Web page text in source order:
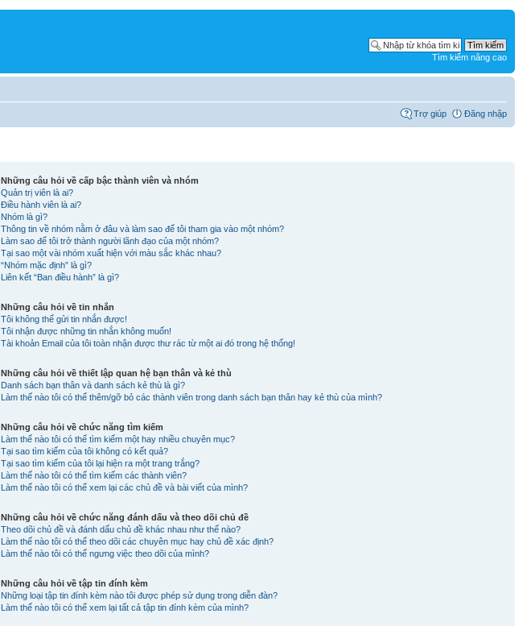
Tìm kiếm nâng cao
Trợ giúp Đăng nhập
Những câu hỏi về cấp bậc thành viên và nhóm
Quản trị viên là ai?
Điều hành viên là ai?
Nhóm là gì?
Thông tin về nhóm nằm ở đâu và làm sao để tôi tham gia vào một nhóm?
Làm sao để tôi trở thành người lãnh đạo của một nhóm?
Tại sao một vài nhóm xuất hiện với màu sắc khác nhau?
“Nhóm mặc định” là gì?
Liên kết “Ban điều hành” là gì?
Những câu hỏi về tin nhắn
Tôi không thể gửi tin nhắn được!
Tôi nhận được những tin nhắn không muốn!
Tài khoản Email của tôi toàn nhận được thư rác từ một ai đó trong hệ thống!
Những câu hỏi về thiết lập quan hệ bạn thân và kẻ thù
Danh sách bạn thân và danh sách kẻ thù là gì?
Làm thế nào tôi có thể thêm/gỡ bỏ các thành viên trong danh sách bạn thân hay kẻ thù của mình?
Những câu hỏi về chức năng tìm kiếm
Làm thế nào tôi có thể tìm kiếm một hay nhiều chuyên mục?
Tại sao tìm kiếm của tôi không có kết quả?
Tại sao tìm kiếm của tôi lại hiện ra một trang trắng?
Làm thế nào tôi có thể tìm kiếm các thành viên?
Làm thế nào tôi có thể xem lại các chủ đề và bài viết của mình?
Những câu hỏi về chức năng đánh dấu và theo dõi chủ đề
Theo dõi chủ đề và đánh dấu chủ đề khác nhau như thế nào?
Làm thế nào tôi có thể theo dõi các chuyên mục hay chủ đề xác định?
Làm thế nào tôi có thể ngưng việc theo dõi của mình?
Những câu hỏi về tập tin đính kèm
Những loại tập tin đính kèm nào tôi được phép sử dụng trong diễn đàn?
Làm thế nào tôi có thể xem lại tất cả tập tin đính kèm của mình?